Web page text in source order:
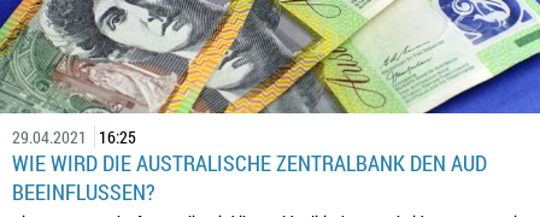
29.04.2021 16:25
WIE WIRD DIE AUSTRALISCHE ZENTRALBANK DEN AUD
BEEINFLUSSEN?